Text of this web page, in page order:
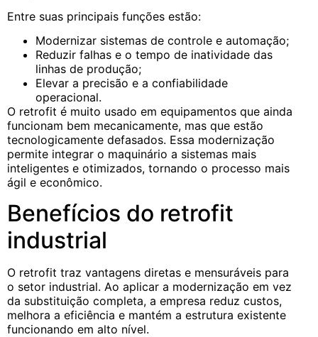
Entre suas principais funções estão:
Modernizar sistemas de controle e automação;
Reduzir falhas e o tempo de inatividade das
linhas de produção;
Elevar a precisão e a confiabilidade
operacional.
O retrofit é muito usado em equipamentos que ainda
funcionam bem mecanicamente, mas que estão
tecnologicamente defasados. Essa modernização
permite integrar o maquinário a sistemas mais
inteligentes e otimizados, tornando o processo mais
ágil e econômico.
Benefícios do retrofit
industrial
O retrofit traz vantagens diretas e mensuráveis para
o setor industrial. Ao aplicar a modernização em vez
da substituição completa, a empresa reduz custos,
melhora a eficiência e mantém a estrutura existente
funcionando em alto nível.